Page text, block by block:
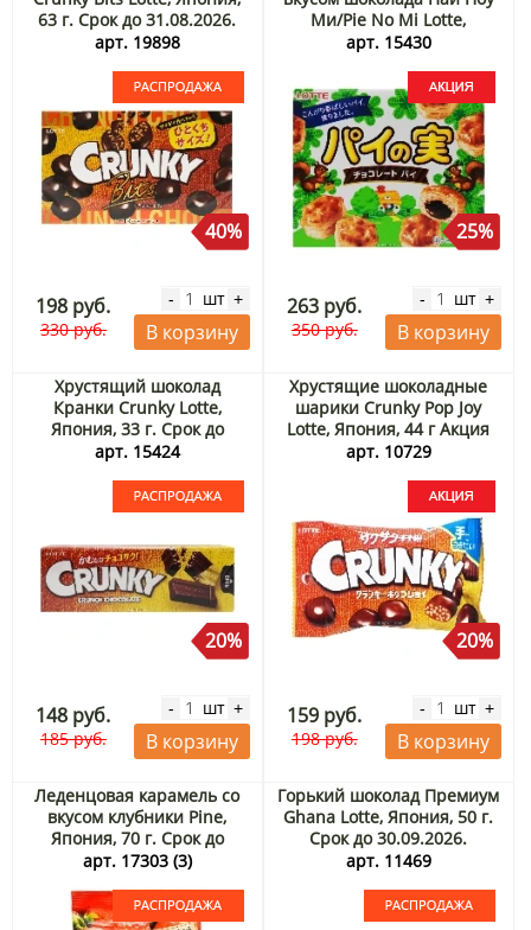
63 г. Срок до 31.08.2026.
Распродажа
арт. 19898
40%
198 руб.
330 руб.
- шт +
В корзину
Ми/Pie No Mi Lotte,
Япония, 73 г Акция
арт. 15430
25%
263 руб.
350 руб.
- шт +
В корзину
Хрустящий шоколад
Кранки Crunky Lotte,
Япония, 33 г. Срок до
30.09.2026. Распродажа
арт. 15424
20%
148 руб.
185 руб.
- шт +
В корзину
Хрустящие шоколадные
шарики Crunky Pop Joy
Lotte, Япония, 44 г Акция
арт. 10729
20%
159 руб.
198 руб.
- шт +
В корзину
Леденцовая карамель со
вкусом клубники Pine,
Япония, 70 г. Срок до
31.08.2026. Распродажа
арт. 17303 (3)
Горький шоколад Премиум
Ghana Lotte, Япония, 50 г.
Срок до 30.09.2026.
Распродажа
арт. 11469